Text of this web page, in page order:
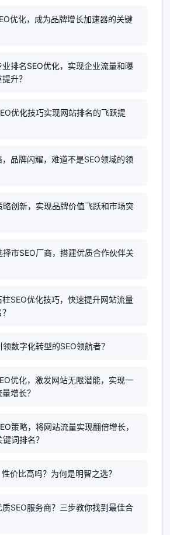
优化，成为品牌增长加速器的关键
排名SEO优化，实现企业流量和曝
升？
优化技巧实现网站排名的飞跃提
品牌闪耀，难道不是SEO领域的领
略创新，实现品牌价值飞跃和市场突
择市SEO厂商，搭建优质合作伙伴关
SEO优化技巧，快速提升网站流量
数字化转型的SEO领航者？
优化，激发网站无限潜能，实现一
增长？
策略，将网站流量实现翻倍增长，
词排名？
价比高吗？为何是明智之选？
SEO服务商？三步教你找到最佳合